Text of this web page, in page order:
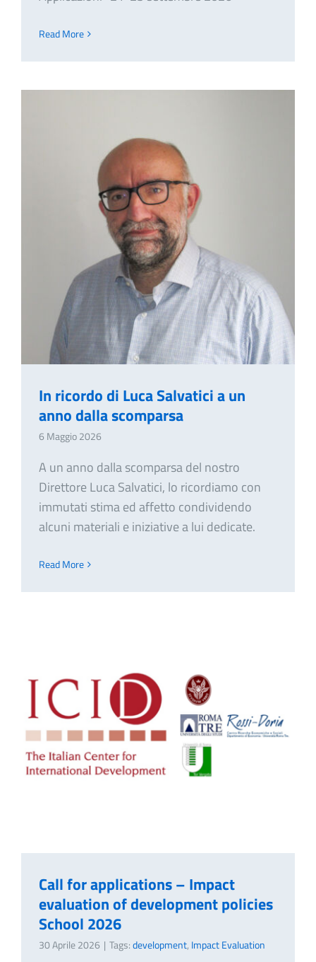
Read More
In ricordo di Luca Salvatici a un
anno dalla scomparsa
6 Maggio 2026
A un anno dalla scomparsa del nostro
Direttore Luca Salvatici, lo ricordiamo con
immutati stima ed affetto condividendo
alcuni materiali e iniziative a lui dedicate.
Read More
Call for applications – Impact
evaluation of development policies
School 2026
30 Aprile 2026 | Tags:development, Impact Evaluation